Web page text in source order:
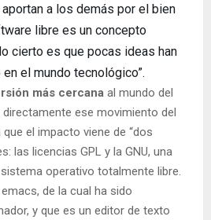
a los demás por el bien
libre es un concepto
cierto es que pocas ideas han
el mundo tecnológico”.
más cercana al mundo del
ese movimiento del
el impacto viene de “dos
las licencias GPL y la GNU, una
operativo totalmente libre.
de la cual ha sido
y que es un editor de texto